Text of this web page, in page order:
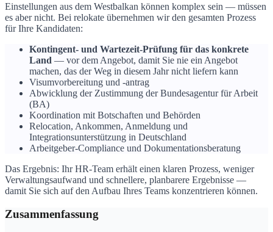
Einstellungen aus dem Westbalkan können komplex sein — müssen
es aber nicht. Bei relokate übernehmen wir den gesamten Prozess
für Ihre Kandidaten:
Kontingent- und Wartezeit-Prüfung für das konkrete
Land — vor dem Angebot, damit Sie nie ein Angebot
machen, das der Weg in diesem Jahr nicht liefern kann
Visumvorbereitung und -antrag
Abwicklung der Zustimmung der Bundesagentur für Arbeit
(BA)
Koordination mit Botschaften und Behörden
Relocation, Ankommen, Anmeldung und
Integrationsunterstützung in Deutschland
Arbeitgeber-Compliance und Dokumentationsberatung
Das Ergebnis: Ihr HR-Team erhält einen klaren Prozess, weniger
Verwaltungsaufwand und schnellere, planbarere Ergebnisse —
damit Sie sich auf den Aufbau Ihres Teams konzentrieren können.
Zusammenfassung